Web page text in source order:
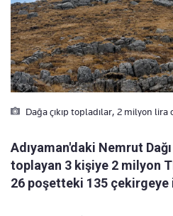
Dağa çıkıp topladılar, 2 milyon
Adıyaman'daki Nemrut
toplayan 3 kişiye 2 milyon
26 poşetteki 135 çekirgeye